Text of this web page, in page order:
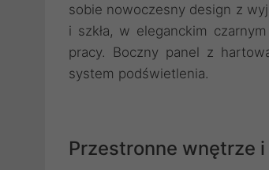
sobie nowoczesny design z
i szkła, w eleganckim
pracy. Boczny panel z
system podświetlenia.
Przestronne wnętrze